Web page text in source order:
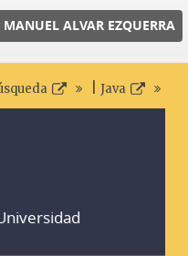
ALVAR EZQUERRA
Java